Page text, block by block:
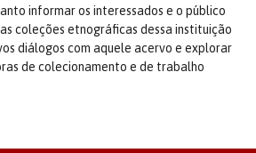
informar os interessados e o público
coleções etnográficas dessa instituição
diálogos com aquele acervo e explorar
de colecionamento e de trabalho